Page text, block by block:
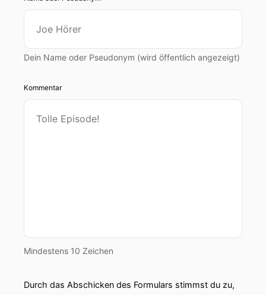
Dein Name oder Pseudonym (wird öffentlich angezeigt)
Kommentar
Mindestens 10 Zeichen
Durch das Abschicken des Formulars stimmst du zu,